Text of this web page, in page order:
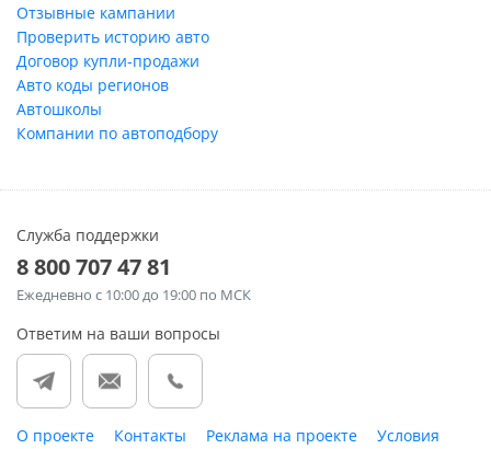
Отзывные кампании
Проверить историю авто
Договор купли-продажи
Авто коды регионов
Автошколы
Компании по автоподбору
Служба поддержки
8 800 707 47 81
Ежедневно с 10:00 до 19:00 по МСК
Ответим на ваши вопросы
О проекте Контакты Реклама на проекте Условия